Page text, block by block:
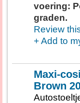
voering:
graden.
Review
+ Add to
Maxi-
Brown